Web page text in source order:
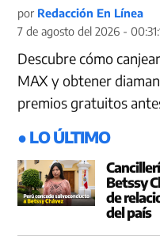
por Redacción En Línea
7 de agosto del 2026 -
Descubre cómo
MAX y obtener
premios gratuitos
● LO ÚLTIMO
Betssy
de
del país